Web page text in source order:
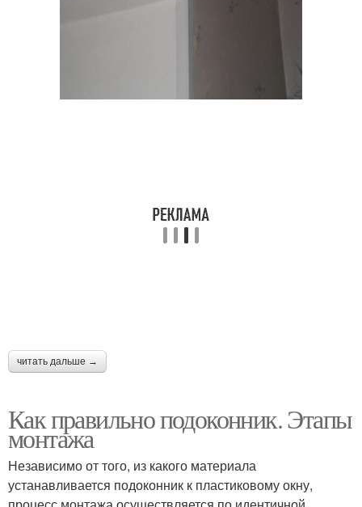
читать дальше →
Как правильно подоконник. Этапы
монтажа
Независимо от того, из какого материала
устанавливается подоконник к пластиковому окну,